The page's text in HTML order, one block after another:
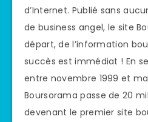
d’Internet. Publié sans
de business angel, le site
départ, de l’information
succès est immédiat ! En
entre novembre 1999 et
Boursorama passe de 20
devenant le premier site